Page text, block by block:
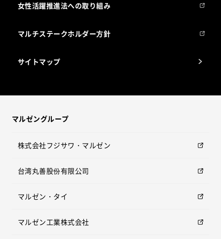
女性活躍推進法への取り組み
マルチステークホルダー方針
サイトマップ
マルゼングループ
株式会社フジサワ・マルゼン
台湾丸善股份有限公司
マルゼン・タイ
マルゼン工業株式会社